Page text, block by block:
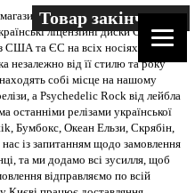
“Два меломани”. У нас Ви
ліцензійні диски CD, DVD,
США та ЄС на всіх носіях. В
незалежно від її стилю та року
собі місце на нашому
а Psychedelic Rock від лейбла
останніми релізами української
Бумбокс, Океан Ельзи, Скрябін,
із запитанням щодо замовлення
та ми додамо всі зусилля, щоб
відправляємо по всій
Товар закінчився